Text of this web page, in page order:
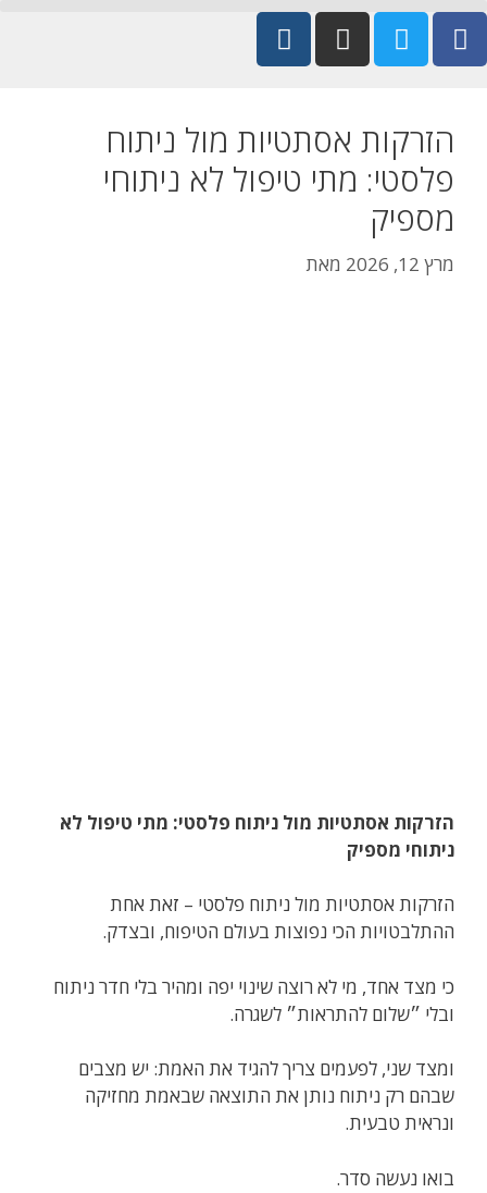
הזרקות אסתטיות מול ניתוח
פלסטי: מתי טיפול לא ניתוחי
מספיק
מרץ 12, 2026 מאת
הזרקות אסתטיות מול ניתוח פלסטי: מתי טיפול לא
ניתוחי מספיק
הזרקות אסתטיות מול ניתוח פלסטי – זאת אחת
ההתלבטויות הכי נפוצות בעולם הטיפוח, ובצדק.
כי מצד אחד, מי לא רוצה שינוי יפה ומהיר בלי חדר ניתוח
ובלי ״שלום להתראות״ לשגרה.
ומצד שני, לפעמים צריך להגיד את האמת: יש מצבים
שבהם רק ניתוח נותן את התוצאה שבאמת מחזיקה
ונראית טבעית.
בואו נעשה סדר.